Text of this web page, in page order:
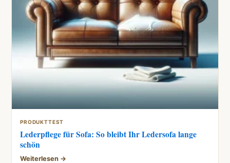
PRODUKTTEST
Lederpflege für Sofa: So bleibt Ihr Ledersofa lange
schön
Weiterlesen →